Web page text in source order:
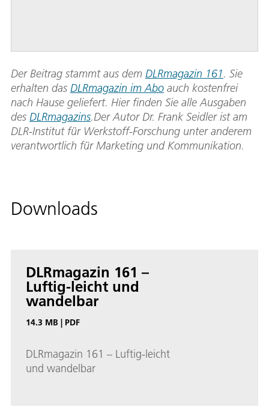
Der Beitrag stammt aus dem DLRmagazin 161. Sie
erhalten das DLRmagazin im Abo auch kostenfrei
nach Hause geliefert. Hier finden Sie alle Ausgaben
des DLRmagazins.Der Autor Dr. Frank Seidler ist am
DLR-Institut für Werkstoff-Forschung unter anderem
verantwortlich für Marketing und Kommunikation.
Downloads
DLRmagazin 161 –
Luftig-leicht und
wandelbar
14.3 MB PDF
DLRmagazin 161 – Luftig-leicht
und wandelbar